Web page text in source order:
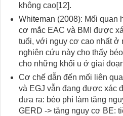
không cao[12].
Whiteman (2008): Mối quan
cơ mắc EAC và BMI được
tuổi, với nguy cơ cao nhất ở
nghiên cứu này cho thấy
cho những khối u ở giai
Cơ chế dẫn đến mối liên
và EGJ vẫn đang được xác
đưa ra: béo phì làm tăng
GERD -> tăng nguy cơ BE: